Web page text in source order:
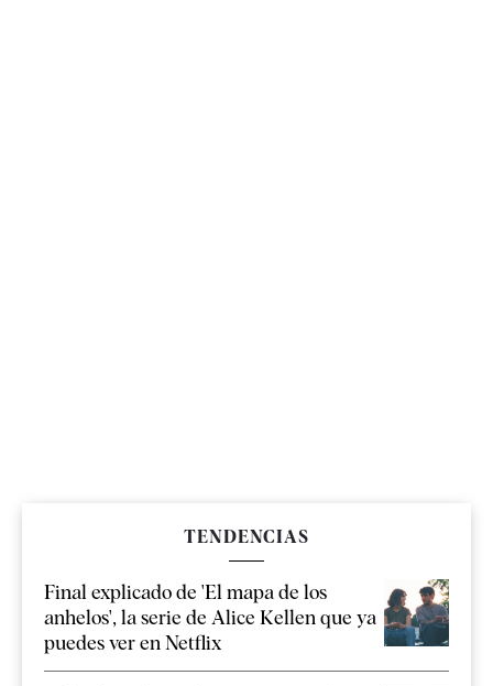
TENDENCIAS
Final explicado de 'El mapa de los
anhelos', la serie de Alice Kellen que ya
puedes ver en Netflix